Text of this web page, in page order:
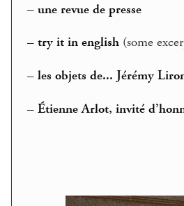
– une revue de presse
– try it in english (some
– les objets de... Jérémy
– Étienne Arlot, invité